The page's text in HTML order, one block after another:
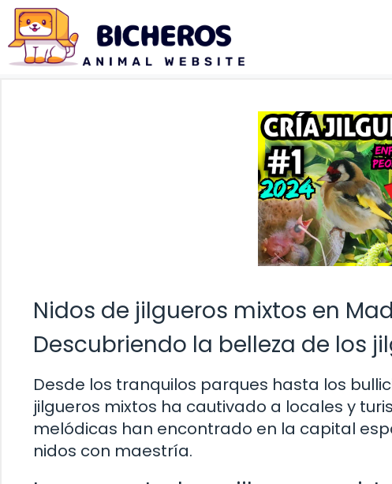
Saltar
contenido
Nidos de jilgueros mixtos en
Descubriendo la belleza de los
Desde los tranquilos parques hasta los
jilgueros mixtos ha cautivado a locales y
melódicas han encontrado en la capital
nidos con maestría.